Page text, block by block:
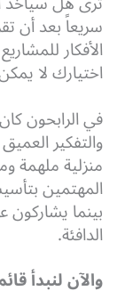
سريعاً بعد أن
الأفكار
اختيارك لا
في الرابحون
والتفكير
منزلية ملهمة
المهتمين
بينما يشاركون
الدافئة.
والآن لنبدأ